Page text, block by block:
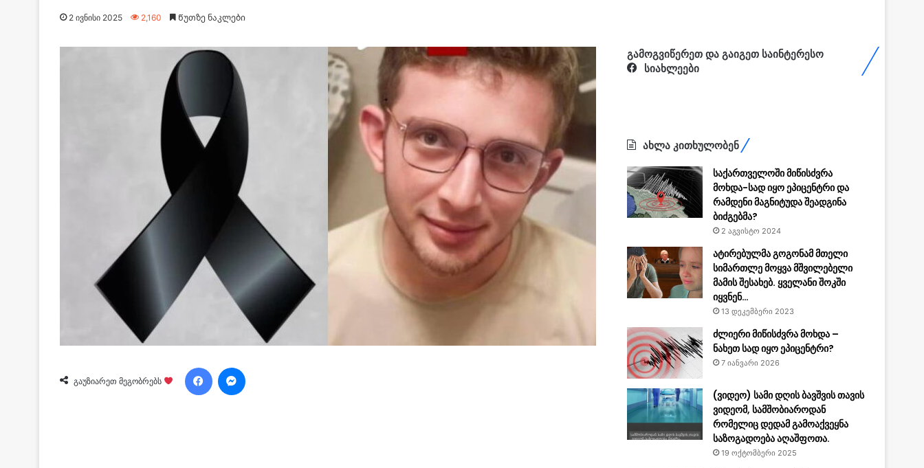
2 ივნისი 2025 2,160 Წუთზე ნაკლები
გაუზიარეთ მეგობრებს
Facebook
გამოგვიწერეთ და გაიგეთ საინტერესო
სიახლეები
ახლა კითხულობენ
საქართველოში მიწისძვრა
მოხდა-სად იყო ეპიცენტრი და
რამდენი მაგნიტუდა შეადგინა
ბიძგებმა?
2 აგვისტო 2024
ატირებულმა გოგონამ მთელი
სიმართლე მოყვა მშვილებელი
მამის შესახებ. ყველანი შოკში
იყვნენ…
13 დეკემბერი 2023
ძლიერი მიწისძვრა მოხდა –
ნახეთ სად იყო ეპიცენტრი?
7 იანვარი 2026
(ვიდეო) სამი დღის ბავშვის თავის
ვიდეომ, სამშობიაროდან
რომელიც დედამ გამოაქვეყნა
საზოგადოება აღაშფოთა.
19 ოქტომბერი 2025